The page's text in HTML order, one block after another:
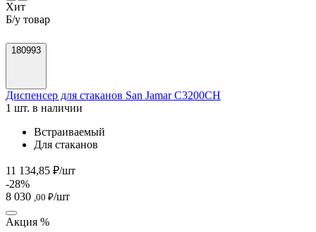
Хит
Б/у товар
180993
Диспенсер для стаканов San Jamar C3200CH
1 шт. в наличии
Встраиваемый
Для стаканов
11 134,85 ₽/шт
-28%
8 030 ,00 ₽/шт
Акция %